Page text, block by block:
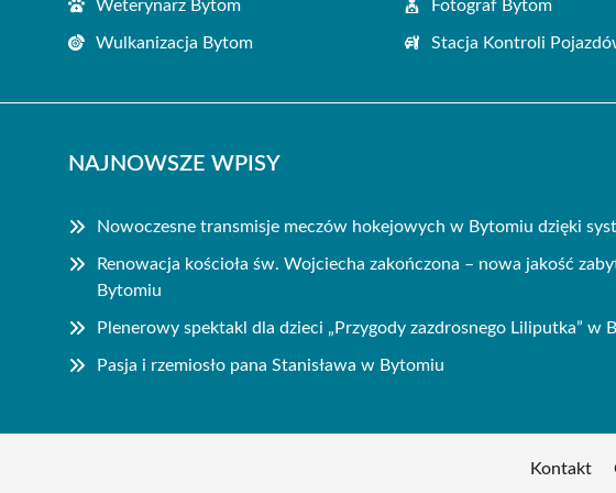
Weterynarz Bytom Fotograf Bytom
Wulkanizacja Bytom Stacja Kontroli
NAJNOWSZE WPISY
Nowoczesne transmisje meczów hokejowych w Bytomiu dzięki
Renowacja kościoła św. Wojciecha zakończona – nowa jakość
Bytomiu
Plenerowy spektakl dla dzieci „Przygody zazdrosnego Liliputka” w
Pasja i rzemiosło pana Stanisława w Bytomiu
Kontakt